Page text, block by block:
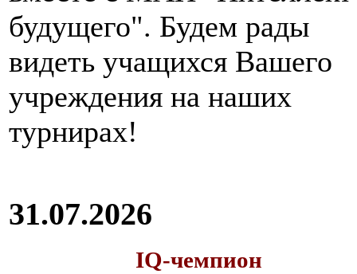
будущего". Будем рады
видеть учащихся Вашего
учреждения на наших
турнирах!
31.07.2026
IQ-чемпион